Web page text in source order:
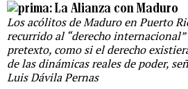
La Alianza con Maduro
Los acólitos de Maduro en Puerto
recurrido al “derecho internacional”
pretexto, como si el derecho
de las dinámicas reales de poder,
Luis Dávila Pernas